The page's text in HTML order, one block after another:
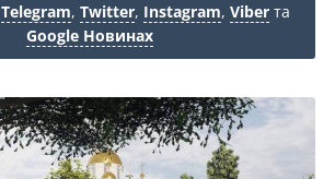
Telegram, Twitter, Instagram, Viber та
Google Новинах